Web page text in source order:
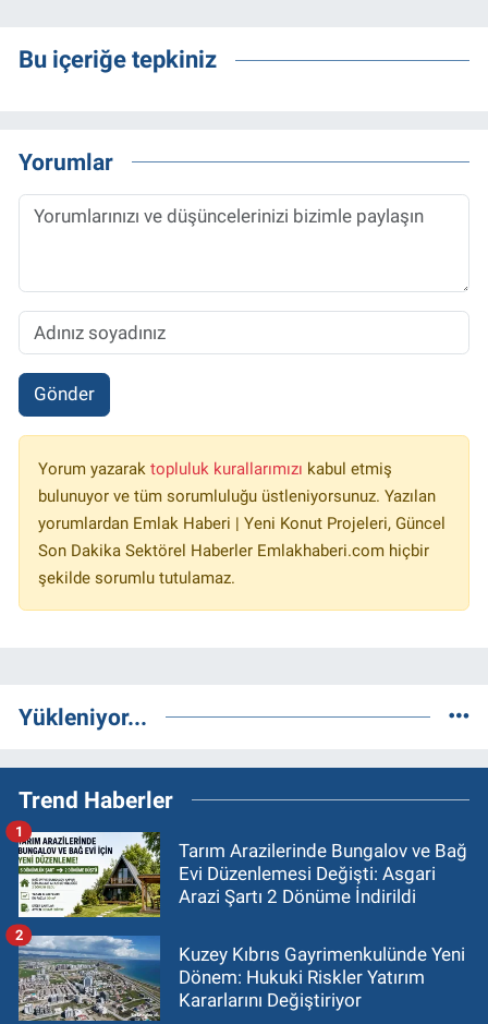
Bu içeriğe tepkiniz
Yorumlar
Gönder
Yorum yazarak topluluk kurallarımızı kabul etmiş
bulunuyor ve tüm sorumluluğu üstleniyorsunuz. Yazılan
yorumlardan Emlak Haberi | Yeni Konut Projeleri, Güncel
Son Dakika Sektörel Haberler Emlakhaberi.com hiçbir
şekilde sorumlu tutulamaz.
Yükleniyor...
Trend Haberler
Tarım Arazilerinde Bungalov ve Bağ
Evi Düzenlemesi Değişti: Asgari
Arazi Şartı 2 Dönüme İndirildi
1
Kuzey Kıbrıs Gayrimenkulünde Yeni
Dönem: Hukuki Riskler Yatırım
Kararlarını Değiştiriyor
2